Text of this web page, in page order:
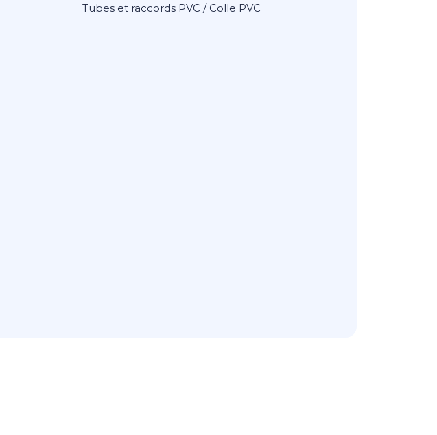
Tubes et raccords PVC / Colle PVC